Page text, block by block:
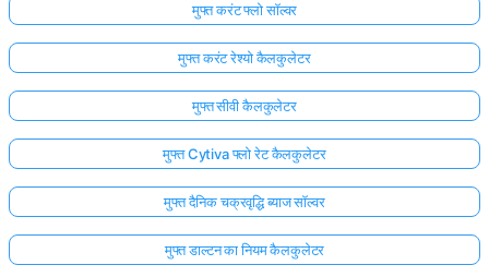
मुफ्त करंट फ्लो सॉल्वर
मुफ्त करंट रेश्यो कैलकुलेटर
मुफ्त सीवी कैलकुलेटर
मुफ्त Cytiva फ्लो रेट कैलकुलेटर
मुफ्त दैनिक चक्रवृद्धि ब्याज सॉल्वर
मुफ्त डाल्टन का नियम कैलकुलेटर